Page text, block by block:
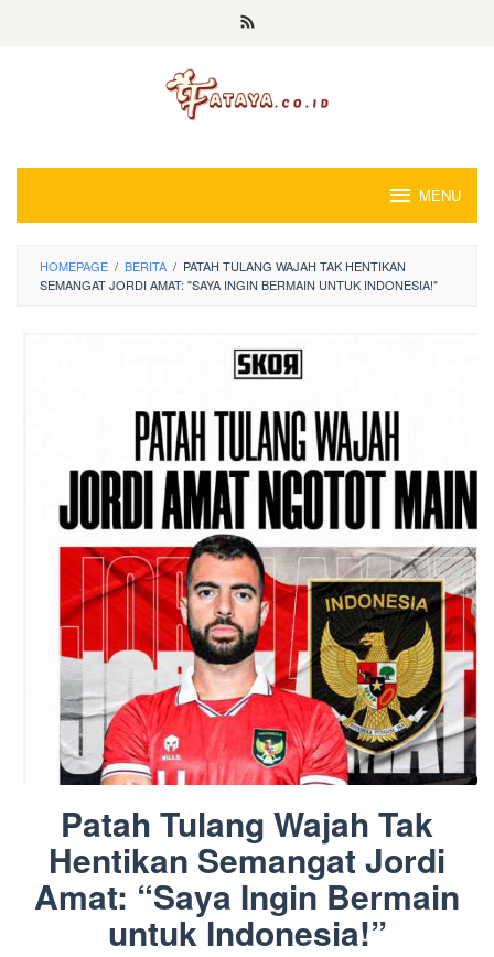
MENU
HOMEPAGE / BERITA / PATAH TULANG WAJAH TAK HENTIKAN
SEMANGAT JORDI AMAT: "SAYA INGIN BERMAIN UNTUK INDONESIA!"
Patah Tulang Wajah Tak
Hentikan Semangat Jordi
Amat: “Saya Ingin Bermain
untuk Indonesia!”